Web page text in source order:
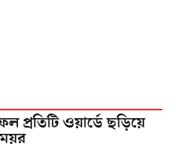
প্রতিটি ওয়ার্ডে ছড়িয়ে